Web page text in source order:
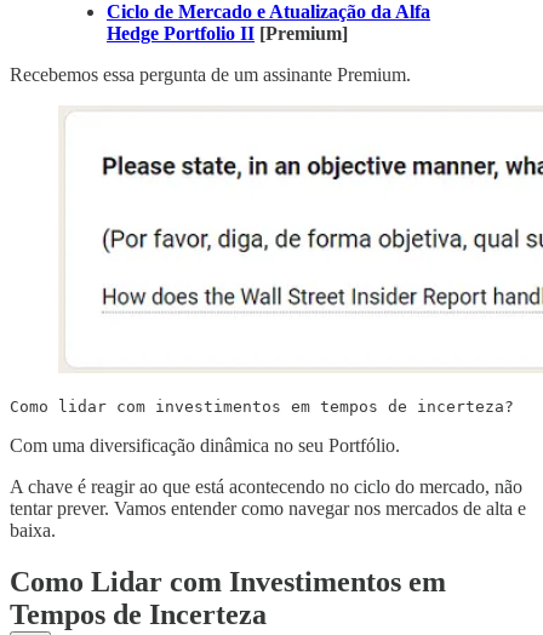
Ciclo de Mercado e Atualização da Alfa
Hedge Portfolio II [Premium]
Recebemos essa pergunta de um assinante Premium.
Como lidar com investimentos em tempos de incerteza?
Com uma diversificação dinâmica no seu Portfólio.
A chave é reagir ao que está acontecendo no ciclo do mercado, não
tentar prever. Vamos entender como navegar nos mercados de alta e
baixa.
Como Lidar com Investimentos em
Tempos de Incerteza